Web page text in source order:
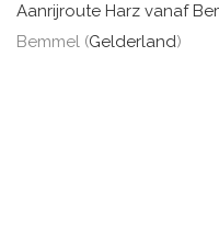
Aanrijroute Harz vanaf
Bemmel (Gelderland)